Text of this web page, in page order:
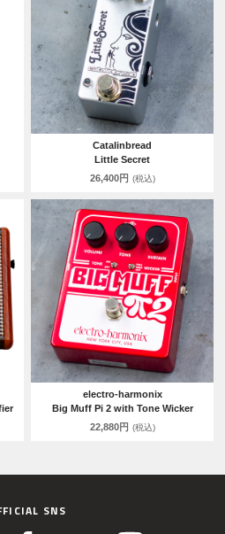
Catalinbread
Little Secret
26,400円 (税込)
electro-harmonix
Big Muff Pi 2 with Tone Wicker
22,880円 (税込)
SNS